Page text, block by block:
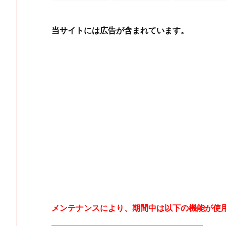
当サイトには広告が含まれています。
メンテナンスにより、期間中は以下の機能が使